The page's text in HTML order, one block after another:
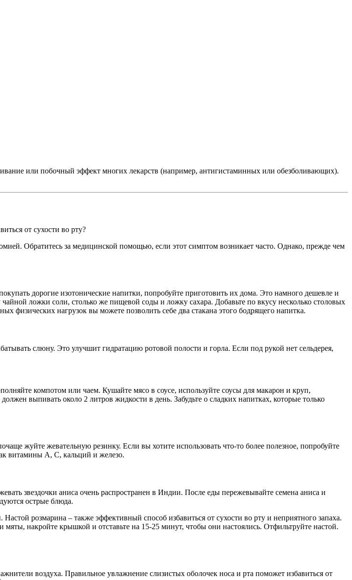
или побочный эффект многих лекарств (например, антигистаминных или обезболивающих).
Обратитесь за медицинской помощью, если этот симптом возникает часто. Однако, прежде чем
дорогие изотонические напитки, попробуйте приготовить их дома. Это намного дешевле и
ложки соли, столько же пищевой соды и ложку сахара. Добавьте по вкусу несколько столовых
физических нагрузок вы можете позволить себе два стакана этого бодрящего напитка.
слюну. Это улучшит гидратацию ротовой полости и горла. Если под рукой нет сельдерея,
компотом или чаем. Кушайте мясо в соусе, используйте соусы для макарон и круп,
выпивать около 2 литров жидкости в день. Забудьте о сладких напитках, которые только
жуйте жевательную резинку. Если вы хотите использовать что-то более полезное, попробуйте
витамины А, С, кальций и железо.
звездочки аниса очень распространен в Индии. После еды пережевывайте семена аниса и
острые блюда.
розмарина – также эффективный способ избавиться от сухости во рту и неприятного запаха.
накройте крышкой и отставьте на 15-25 минут, чтобы они настоялись. Отфильтруйте настой.
воздуха. Правильное увлажнение слизистых оболочек носа и рта поможет избавиться от